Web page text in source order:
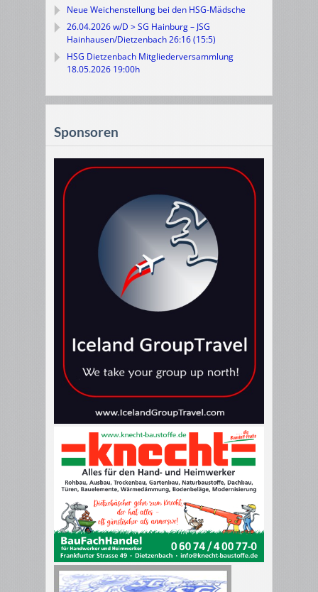
Neue Weichenstellung bei den HSG-Mädsche
26.04.2026 w/D > SG Hainburg – JSG
Hainhausen/Dietzenbach 26:16 (15:5)
HSG Dietzenbach Mitgliederversammlung
18.05.2026 19:00h
Sponsoren